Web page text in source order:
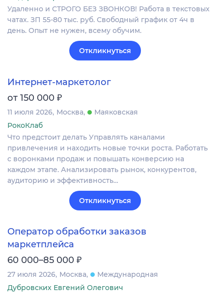
Удаленно и СТРОГО БЕЗ ЗВОНКОВ! Работа в текстовых
чатах. ЗП 55-80 тыс. руб. Свободный график от 4ч в
день. Опыт не нужен, всему обучим.
Откликнуться
Интернет-маркетолог
от 150 000 ₽
11 июля 2026 Москва
Маяковская
РокоКлаб
Что предстоит делать Управлять каналами
привлечения и находить новые точки роста. Работать
с воронками продаж и повышать конверсию на
каждом этапе. Анализировать рынок, конкурентов,
аудиторию и эффективность…
Откликнуться
Оператор обработки заказов
маркетплейса
60 000–85 000 ₽
27 июля 2026 Москва
Международная
Дубровских Евгений Олегович